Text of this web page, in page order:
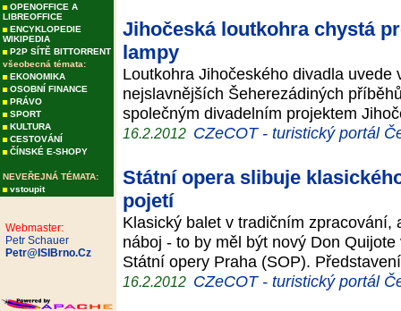
OPENOFFICE A
LIBREOFFICE
ENCYKLOPEDIE
WIKIPEDIA
P2P SÍTĚ BITTORRENT
všeobecná témata:
EKONOMIKA
OSOBNÍ FINANCE
PRÁVO
SPORT
KULTURA
CESTOVÁNÍ
ČÍNSKÉ E-SHOPY
NEVEŘEJNÁ TÉMATA:
vstoupit
Webmaster:
Petr Schauer
Petr@ISIBrno.Cz
Jihočeská loutkohra chystá
lampy
Loutkohra Jihočeského divadla
nejslavnějších Šeherezádiných
společným divadelním projektem
16.2.2012 CZeCOT - turistický portál
Státní opera slibuje
pojetí
Klasický balet v tradičním
náboj - to by měl být nový Don
Státní opery Praha (SOP).
16.2.2012 CZeCOT - turistický portál